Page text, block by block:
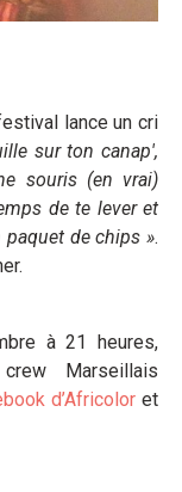
lance un cri
sur ton canap',
souris (en vrai)
de te lever et
de chips ».
à 21 heures,
Marseillais
d’Africolor et